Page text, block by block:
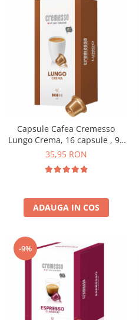
Capsule Cafea Cremesso
Lungo Crema, 16 capsule , 96
gr.
35,95 RON
ADAUGA IN COS
-9%